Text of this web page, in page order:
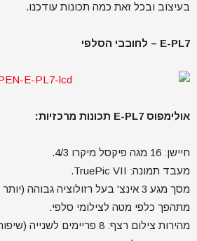
בעיצוב ובכל זאת כמה תכונות עודכנו.
E-PL7 – לחובבי הסלפי
אולימפוס E-PL7 תכונות מרכזיות:
חיישן: 16 מגה פיקסל מיקרו 4/3.
מעבד תמונה: TruePic VII.
מתהפך כלפי מטה לצילומי סלפי.
מהירות צילום רצף: 8 פריימים